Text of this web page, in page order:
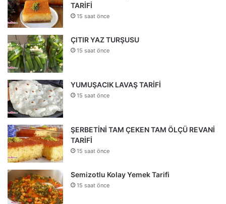
TARİFİ
15 saat önce
ÇITIR YAZ TURŞUSU
15 saat önce
YUMUŞACIK LAVAŞ TARİFİ
15 saat önce
ŞERBETİNİ TAM ÇEKEN TAM ÖLÇÜ REVANİ
TARİFİ
15 saat önce
Semizotlu Kolay Yemek Tarifi
15 saat önce